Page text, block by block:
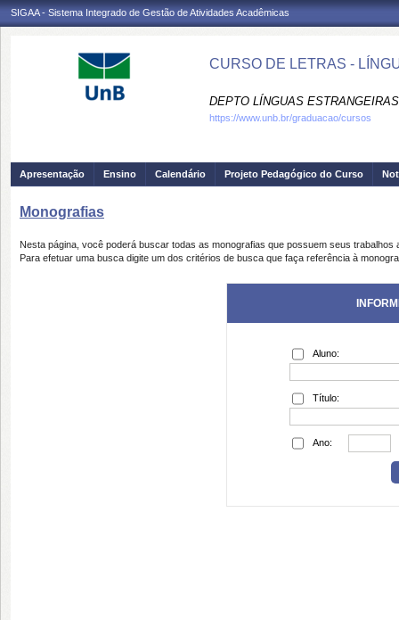
SIGAA - Sistema Integrado de Gestão de Atividades Acadêmicas
CURSO DE LETRAS -
DEPTO LÍNGUAS
https://www.unb.br/graduacao/cursos
Apresentação Ensino Calendário Projeto Pedagógico do Curso
Monografias
Nesta página, você poderá buscar todas as monografias que possuem seus trabalhos
Para efetuar uma busca digite um dos critérios de busca que faça referência à
Aluno:
Título:
Ano: